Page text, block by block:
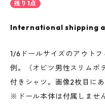
残り1点
International shipping
1/6ドールサイズのアウト
例。（オビツ男性スリム
付きシャツ。画像2枚目に
※ドール本体は付属しません